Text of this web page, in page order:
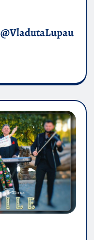
​@VladutaLupau